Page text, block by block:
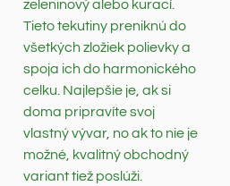
zeleninový alebo kurací.
Tieto tekutiny preniknú do
všetkých zložiek polievky a
spoja ich do harmonického
celku. Najlepšie je, ak si
doma pripravíte svoj
vlastný vývar, no ak to nie je
možné, kvalitný obchodný
variant tiež poslúži.